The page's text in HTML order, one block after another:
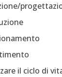
il ciclo di